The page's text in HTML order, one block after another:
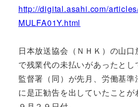
http://digital.asahi.com/
MULFA01Y.html
日本放送協会（ＮＨＫ）の山口
で残業代の未払いがあったと
監督署（同）が先月、労働基
に是正勧告を出していたこと